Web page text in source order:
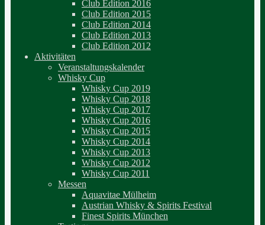
Club Edition 2016
Club Edition 2015
Club Edition 2014
Club Edition 2013
Club Edition 2012
Aktivitäten
Veranstaltungskalender
Whisky Cup
Whisky Cup 2019
Whisky Cup 2018
Whisky Cup 2017
Whisky Cup 2016
Whisky Cup 2015
Whisky Cup 2014
Whisky Cup 2013
Whisky Cup 2012
Whisky Cup 2011
Messen
Aquavitae Mülheim
Austrian Whisky & Spirits Festival
Finest Spirits München